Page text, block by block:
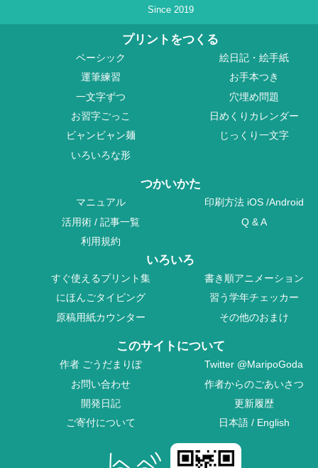
Since 2019
プリントをつくる
ベーシック
絵日記・絵手紙
運筆練習
お手本つき
一文字ずつ
穴埋め問題
お習字ごっこ
日めくりカレンダー
ビャンビャン麺
じっくり一文字
いろいろな形
つかいかた
マニュアル 印刷方法 iOS /Android
活用術 /記事一覧
Q & A
利用規約
いろいろ
すぐ使えるプリント集
書き順アニメーション
にほんごタイピング
習う学年チェッカー
原稿用紙カウンター
その他のおまけ
このサイトについて
作者 ごうだまりぽ Twitter @MaripoGoda
お問い合わせ
作者からのごあいさつ
開発日記
更新履歴
ご寄付について
日本語 / English